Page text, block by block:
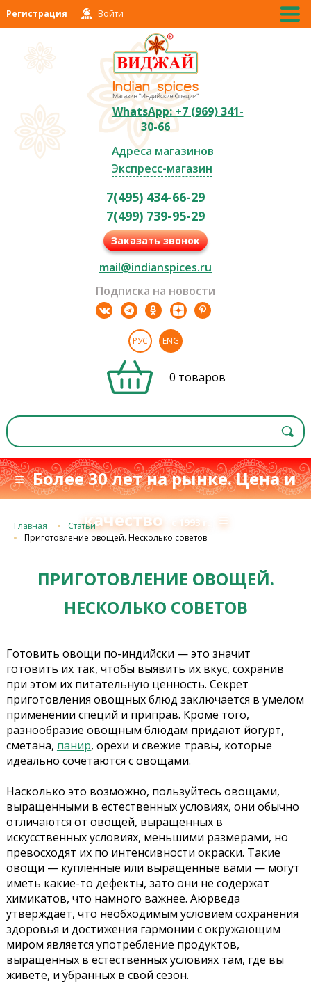
Регистрация Войти
WhatsApp: +7 (969) 341-
30-66
Адреса магазинов
Экспресс-магазин
7(495) 434-66-29
7(499) 739-95-29
Заказать звонок
mail@indianspices.ru
Подписка на новости
РУС ENG
0 товаров
≡ Более 30 лет на рынке. Цена и
качество
с 1993 г. ≡
Главная
Статьи
Приготовление овощей. Несколько советов
ПРИГОТОВЛЕНИЕ ОВОЩЕЙ.
НЕСКОЛЬКО СОВЕТОВ
Готовить овощи по-индийски — это значит
готовить их так, чтобы выявить их вкус, сохранив
при этом их питательную ценность. Секрет
приготовления овощных блюд заключается в умелом
применении специй и приправ. Кроме того,
разнообразие овощным блюдам придают йогурт,
сметана, панир, орехи и свежие травы, которые
идеально сочетаются с овощами.
Насколько это возможно, пользуйтесь овощами,
выращенными в естественных условиях, они обычно
отличаются от овощей, выращенных в
искусственных условиях, меньшими размерами, но
превосходят их по интенсивности окраски. Такие
овощи — купленные или выращенные вами — могут
иметь какие-то дефекты, зато они не содержат
химикатов, что намного важнее. Аюрведа
утверждает, что необходимым условием сохранения
здоровья и достижения гармонии с окружающим
миром является употребление продуктов,
выращенных в естественных условиях там, где вы
живете, и убранных в свой сезон.